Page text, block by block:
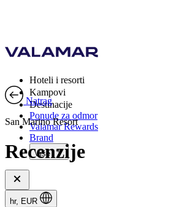
Hoteli i resorti
Kampovi
Destinacije
Ponude za odmor
Valamar Rewards
Brand
Više
hr, EUR
Natrag
San Marino Resort
Recenzije